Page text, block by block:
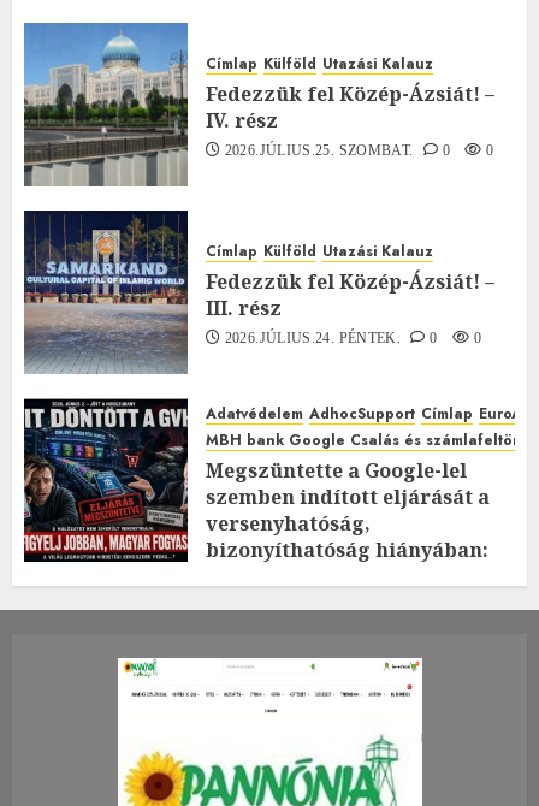
Címlap Külföld Utazási Kalauz
Fedezzük fel Közép-Ázsiát! –
IV. rész
2026.JÚLIUS.25. SZOMBAT. 0 0
Címlap Külföld Utazási Kalauz
Fedezzük fel Közép-Ázsiát! –
III. rész
2026.JÚLIUS.24. PÉNTEK. 0 0
Adatvédelem AdhocSupport Címlap
MBH bank Google Csalás és
Megszüntette a Google-lel
szemben indított eljárását a
versenyhatóság,
bizonyíthatóság hiányában:
2026.JÚLIUS.23. CSÜTÖRTÖK.
0